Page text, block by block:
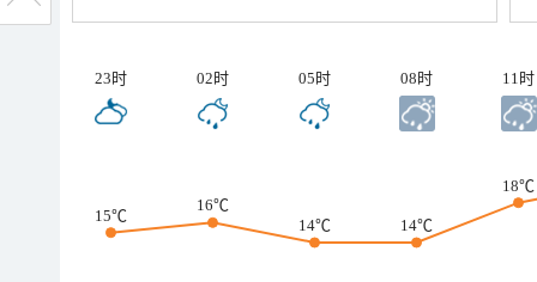
23时 02时 05时 08时 11时
15℃
16℃
14℃
14℃
18℃